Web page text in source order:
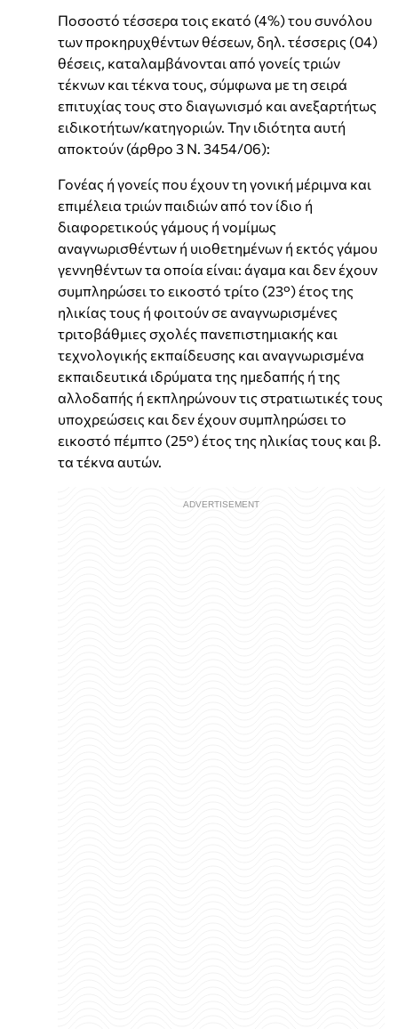
Ποσοστό τέσσερα τοις εκατό (4%) του συνόλου
των προκηρυχθέντων θέσεων, δηλ. τέσσερις (04)
θέσεις, καταλαμβάνονται από γονείς τριών
τέκνων και τέκνα τους, σύμφωνα με τη σειρά
επιτυχίας τους στο διαγωνισμό και ανεξαρτήτως
ειδικοτήτων/κατηγοριών. Την ιδιότητα αυτή
αποκτούν (άρθρο 3 Ν. 3454/06):
Γονέας ή γονείς που έχουν τη γονική μέριμνα και
επιμέλεια τριών παιδιών από τον ίδιο ή
διαφορετικούς γάμους ή νομίμως
αναγνωρισθέντων ή υιοθετημένων ή εκτός γάμου
γεννηθέντων τα οποία είναι: άγαμα και δεν έχουν
συμπληρώσει το εικοστό τρίτο (23°) έτος της
ηλικίας τους ή φοιτούν σε αναγνωρισμένες
τριτοβάθμιες σχολές πανεπιστημιακής και
τεχνολογικής εκπαίδευσης και αναγνωρισμένα
εκπαιδευτικά ιδρύματα της ημεδαπής ή της
αλλοδαπής ή εκπληρώνουν τις στρατιωτικές τους
υποχρεώσεις και δεν έχουν συμπληρώσει το
εικοστό πέμπτο (25°) έτος της ηλικίας τους και β.
τα τέκνα αυτών.